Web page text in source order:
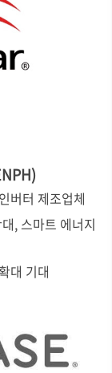
버터 제조업체
, 스마트 에너지
대 기대